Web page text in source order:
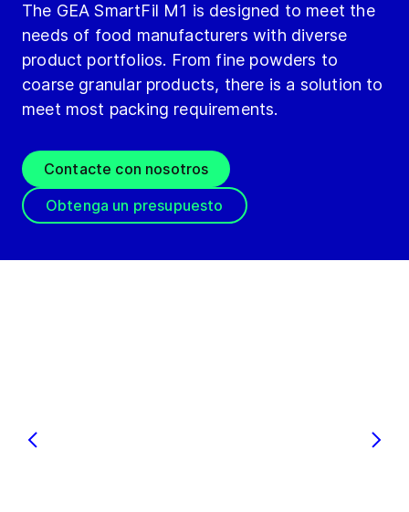
The GEA SmartFil M1 is designed to meet the
needs of food manufacturers with diverse
product portfolios. From fine powders to
coarse granular products, there is a solution to
meet most packing requirements.
Contacte con nosotros
Obtenga un presupuesto